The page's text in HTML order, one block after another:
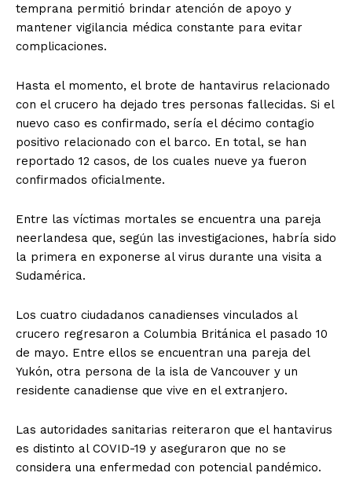
temprana permitió brindar atención de apoyo y
mantener vigilancia médica constante para evitar
complicaciones.
Hasta el momento, el brote de hantavirus relacionado
con el crucero ha dejado tres personas fallecidas. Si el
nuevo caso es confirmado, sería el décimo contagio
positivo relacionado con el barco. En total, se han
reportado 12 casos, de los cuales nueve ya fueron
confirmados oficialmente.
Entre las víctimas mortales se encuentra una pareja
neerlandesa que, según las investigaciones, habría sido
la primera en exponerse al virus durante una visita a
Sudamérica.
Los cuatro ciudadanos canadienses vinculados al
crucero regresaron a Columbia Británica el pasado 10
de mayo. Entre ellos se encuentran una pareja del
Yukón, otra persona de la isla de Vancouver y un
residente canadiense que vive en el extranjero.
Las autoridades sanitarias reiteraron que el hantavirus
es distinto al COVID-19 y aseguraron que no se
considera una enfermedad con potencial pandémico.